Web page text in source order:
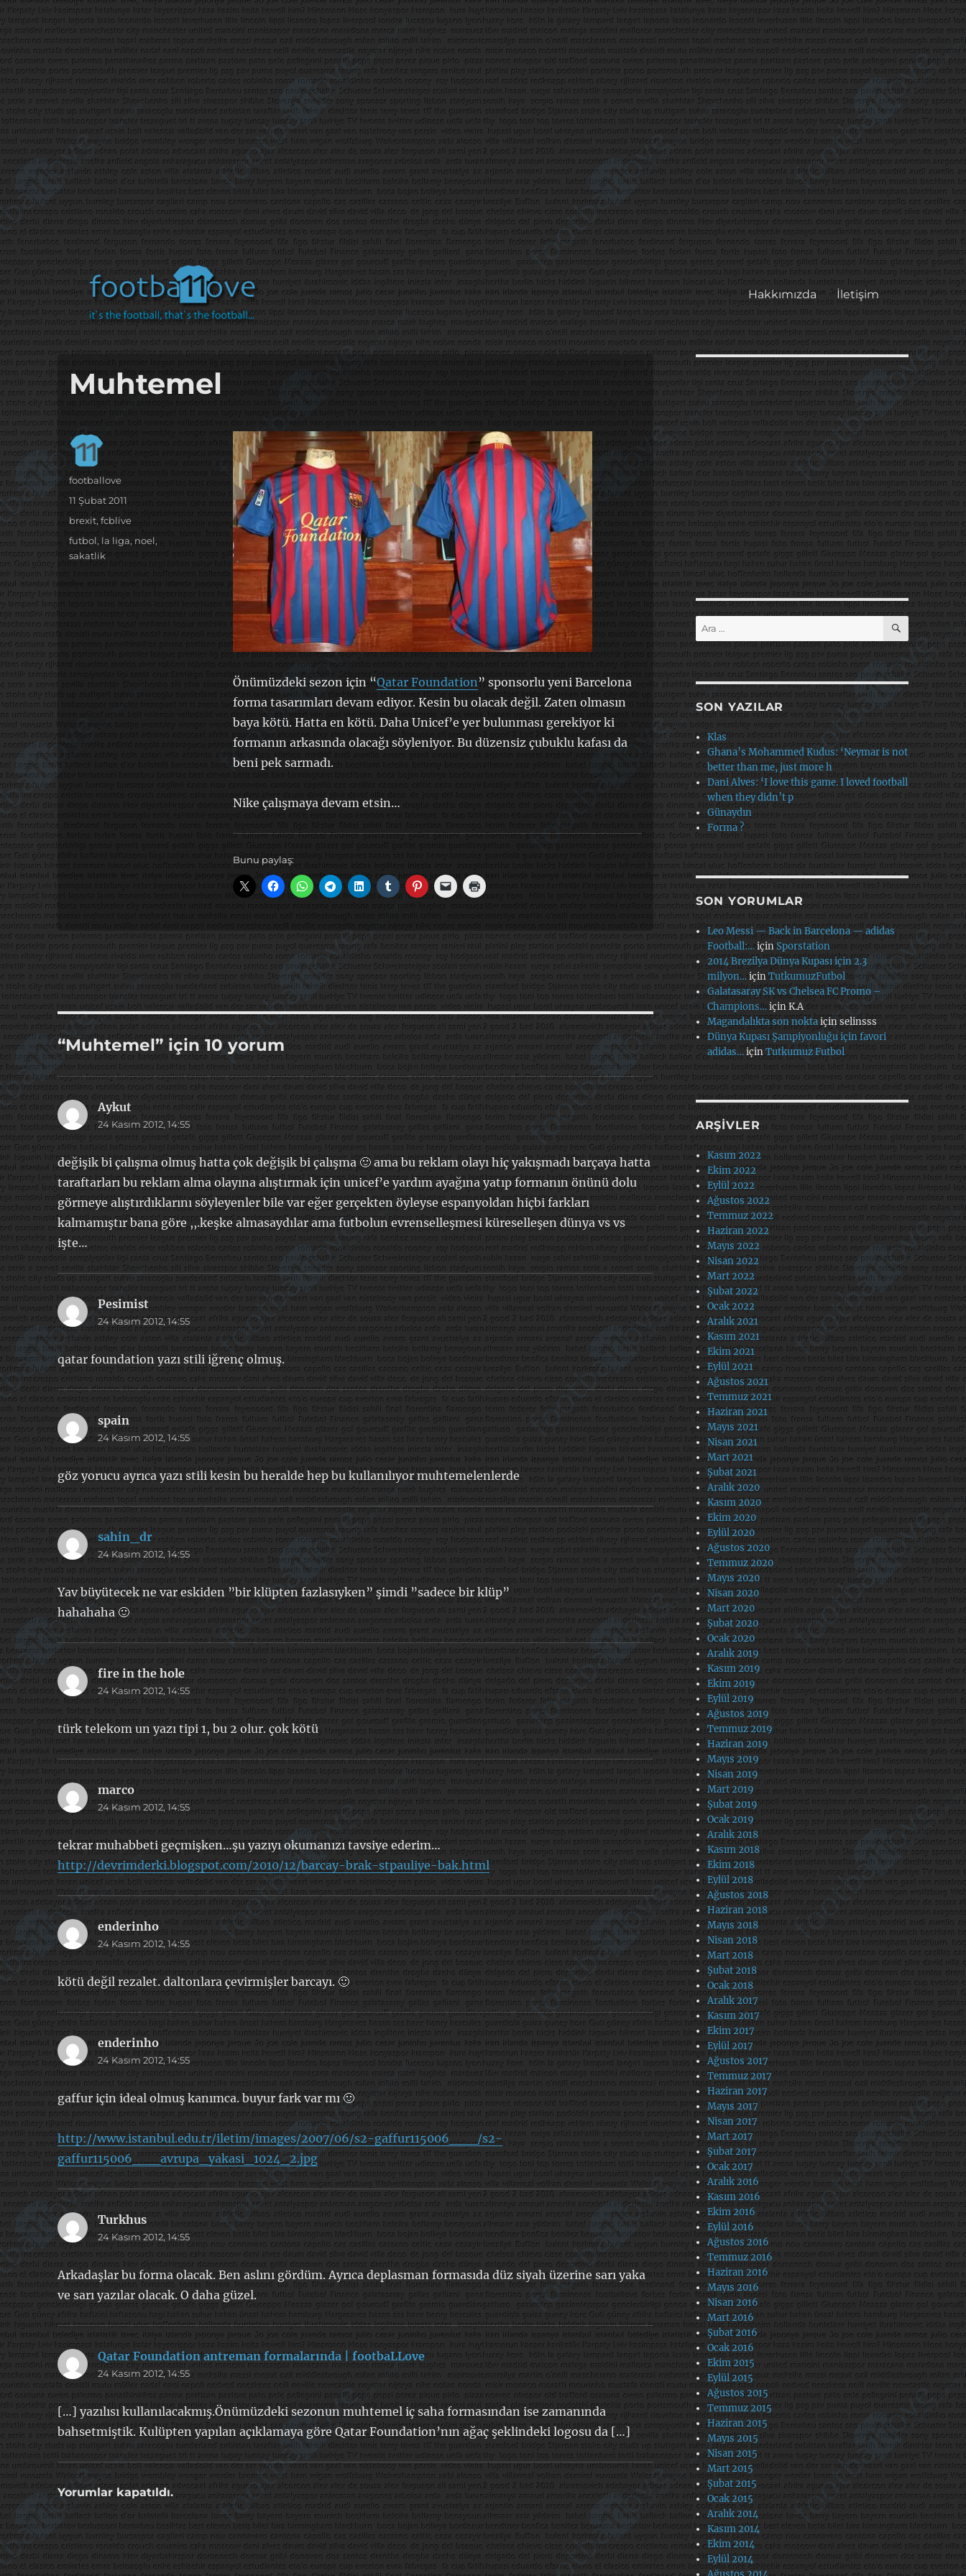
footbaLLove
it's the football, that's the football…
Hakkımızda İletişim
Muhtemel
Önümüzdeki sezon için “Qatar Foundation” sponsorlu yeni Barcelona
forma tasarımları devam ediyor. Kesin bu olacak değil. Zaten olmasın
baya kötü. Hatta en kötü. Daha Unicef’e yer bulunması gerekiyor ki
formanın arkasında olacağı söyleniyor. Bu düzensiz çubuklu kafası da
beni pek sarmadı.
Nike çalışmaya devam etsin…
Bunu paylaş:
Yazar
footballove
Yayın
tarihi
11 Şubat 2011
Kategoriler
brexit,fcblive
Etiketler
futbol, la liga, noel,
sakatlik
“Muhtemel” için 10 yorum
Aykut dedi
ki:
24 Kasım 2012, 14:55
değişik bi çalışma olmuş hatta çok değişik bi çalışma 🙂 ama bu reklam olayı hiç yakışmadı barçaya hatta
taraftarları bu reklam alma olayına alıştırmak için unicef’e yardım ayağına yatıp formanın önünü dolu
görmeye alıştırdıklarını söyleyenler bile var eğer gerçekten öyleyse espanyoldan hiçbi farkları
kalmamıştır bana göre ,,.keşke almasaydılar ama futbolun evrenselleşmesi küreselleşen dünya vs vs
işte…
Pesimistdedi
ki:
24 Kasım 2012, 14:55
qatar foundation yazı stili iğrenç olmuş.
spain dedi
ki:
24 Kasım 2012, 14:55
göz yorucu ayrıca yazı stili kesin bu heralde hep bu kullanılıyor muhtemelenlerde
sahin_dr dedi
ki:
24 Kasım 2012, 14:55
Yav büyütecek ne var eskiden ”bir klüpten fazlasıyken” şimdi ”sadece bir klüp”
hahahaha 🙂
fire in the hole dedi
ki:
24 Kasım 2012, 14:55
türk telekom un yazı tipi 1, bu 2 olur. çok kötü
marcodedi
ki:
24 Kasım 2012, 14:55
tekrar muhabbeti geçmişken…şu yazıyı okumanızı tavsiye ederim…
http://devrimderki.blogspot.com/2010/12/barcay-brak-stpauliye-bak.html
enderinho dedi
ki:
24 Kasım 2012, 14:55
kötü değil rezalet. daltonlara çevirmişler barcayı. 🙂
enderinhodedi
ki:
24 Kasım 2012, 14:55
gaffur için ideal olmuş kanımca. buyur fark var mı 🙂
http://www.istanbul.edu.tr/iletim/images/2007/06/s2-gaffur115006___/s2-
gaffur115006___avrupa_yakasi_1024_2.jpg
Turkhusdedi
ki:
24 Kasım 2012, 14:55
Arkadaşlar bu forma olacak. Ben aslını gördüm. Ayrıca deplasman formasıda düz siyah üzerine sarı yaka
ve sarı yazılar olacak. O daha güzel.
Qatar Foundation antreman formalarında | footbaLLovededi
ki:
24 Kasım 2012, 14:55
[…] yazılısı kullanılacakmış.Önümüzdeki sezonun muhtemel iç saha formasından ise zamanında
bahsetmiştik. Kulüpten yapılan açıklamaya göre Qatar Foundation’nın ağaç şeklindeki logosu da […]
Yorumlar kapatıldı.
Ara: ARA
SON YAZILAR
Klas
Ghana’s Mohammed Kudus: ‘Neymar is not
better than me, just more h
Dani Alves: ‘I love this game. I loved football
when they didn’t p
Günaydın
Forma ?
SON YORUMLAR
Leo Messi — Back in Barcelona — adidas
Football:…içinSporstation
2014 Brezilya Dünya Kupası için 2.3
milyon…içinTutkumuzFutbol
Galatasaray SK vs Chelsea FC Promo –
Champions…içinK.A
Magandalıkta son noktaiçinselinsss
Dünya Kupası Şampiyonluğu için favori
adidas…içinTutkumuz Futbol
ARŞIVLER
Kasım 2022
Ekim 2022
Eylül 2022
Ağustos 2022
Temmuz 2022
Haziran 2022
Mayıs 2022
Nisan 2022
Mart 2022
Şubat 2022
Ocak 2022
Aralık 2021
Kasım 2021
Ekim 2021
Eylül 2021
Ağustos 2021
Temmuz 2021
Haziran 2021
Mayıs 2021
Nisan 2021
Mart 2021
Şubat 2021
Aralık 2020
Kasım 2020
Ekim 2020
Eylül 2020
Ağustos 2020
Temmuz 2020
Mayıs 2020
Nisan 2020
Mart 2020
Şubat 2020
Ocak 2020
Aralık 2019
Kasım 2019
Ekim 2019
Eylül 2019
Ağustos 2019
Temmuz 2019
Haziran 2019
Mayıs 2019
Nisan 2019
Mart 2019
Şubat 2019
Ocak 2019
Aralık 2018
Kasım 2018
Ekim 2018
Eylül 2018
Ağustos 2018
Haziran 2018
Mayıs 2018
Nisan 2018
Mart 2018
Şubat 2018
Ocak 2018
Aralık 2017
Kasım 2017
Ekim 2017
Eylül 2017
Ağustos 2017
Temmuz 2017
Haziran 2017
Mayıs 2017
Nisan 2017
Mart 2017
Şubat 2017
Ocak 2017
Aralık 2016
Kasım 2016
Ekim 2016
Eylül 2016
Ağustos 2016
Temmuz 2016
Haziran 2016
Mayıs 2016
Nisan 2016
Mart 2016
Şubat 2016
Ocak 2016
Ekim 2015
Eylül 2015
Ağustos 2015
Temmuz 2015
Haziran 2015
Mayıs 2015
Nisan 2015
Mart 2015
Şubat 2015
Ocak 2015
Aralık 2014
Kasım 2014
Ekim 2014
Eylül 2014